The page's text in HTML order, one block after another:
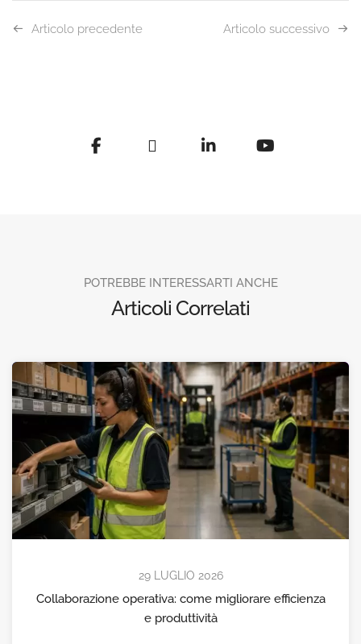
Articolo precedente Articolo successivo
POTREBBE INTERESSARTI ANCHE
Articoli Correlati
29 LUGLIO 2026
Collaborazione operativa: come migliorare efficienza
e produttività